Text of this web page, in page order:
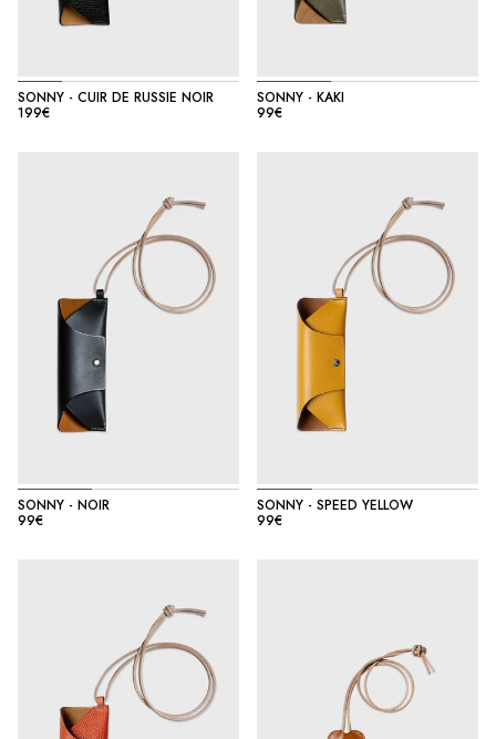
SONNY - CUIR DE RUSSIE NOIR
199€
SONNY - KAKI
99€
SONNY - NOIR
99€
SONNY - SPEED YELLOW
99€